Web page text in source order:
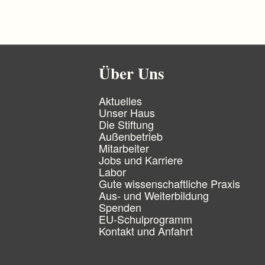
Über Uns
N
a
v
i
g
a
t
i
o
n
ü
b
e
r
Aktuelles
Unser Haus
Die Stiftung
Außenbetrieb
Mitarbeiter
Jobs und Karriere
Labor
Gute wissenschaftliche Praxis
Aus- und Weiterbildung
Spenden
EU-Schulprogramm
Kontakt und Anfahrt